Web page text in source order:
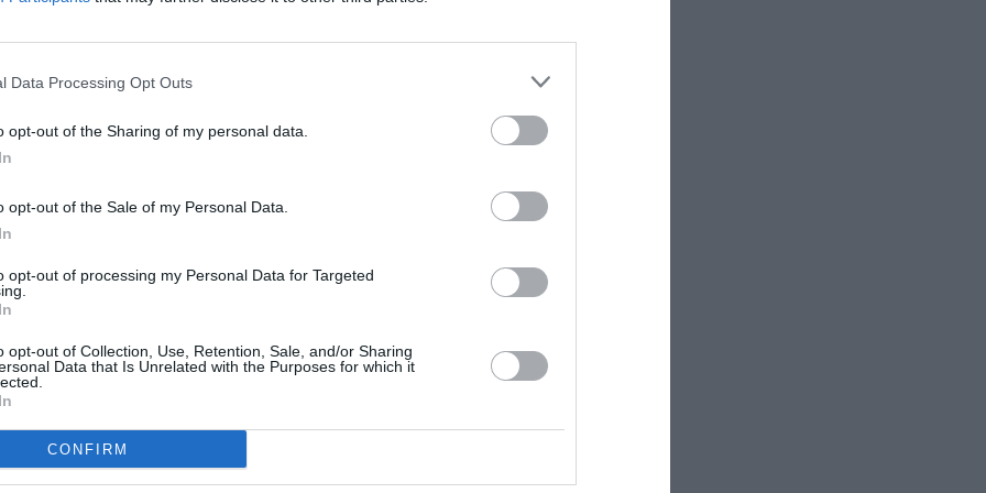
Data Processing Opt Outs
opt-out of the Sharing of my personal data.
opt-out of the Sale of my Personal Data.
opt-out of processing my Personal Data for Targeted
opt-out of Collection, Use, Retention, Sale, and/or Sharing
Data that Is Unrelated with the Purposes for which it
CONFIRM
στο δωμάτιο), συνειδητοποίησα ότι
για τουςλόγουςγια τους οποίους μπορεί
να είναι ελαφρώς μεγαλύτερος από τον
έχει μια ασυμμετρία – παρόλο που
συνδεδεμένη με την ομορφιά.
τη συμμετρία του στήθους.«Θυμάμαι
ξεπετάχτηκε, αλλά το δεξί έχει
με χιούμορ η συντάκτρια. Ειδικά αν